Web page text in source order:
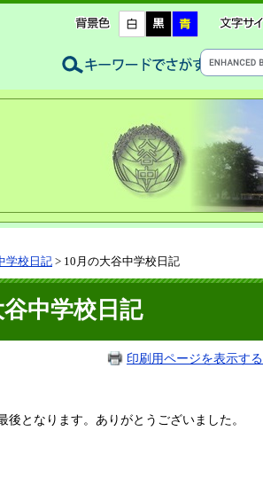
学校日記> 10月の大谷中学校日記
中学校日記
印刷用ページを表示する
後となります。ありがとうございました。